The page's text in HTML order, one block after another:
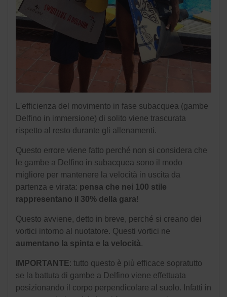
L'efficienza del movimento in fase subacquea (gambe
Delfino in immersione) di solito viene trascurata
rispetto al resto durante gli allenamenti.
Questo errore viene fatto perché non si considera che
le gambe a Delfino in subacquea sono il modo
migliore per mantenere la velocità in uscita da
partenza e virata: pensa che nei 100 stile
rappresentano il 30% della gara!
Questo avviene, detto in breve, perché si creano dei
vortici intorno al nuotatore. Questi vortici ne
aumentano la spinta e la velocità.
IMPORTANTE: tutto questo è più efficace sopratutto
se la battuta di gambe a Delfino viene effettuata
posizionando il corpo perpendicolare al suolo. Infatti in